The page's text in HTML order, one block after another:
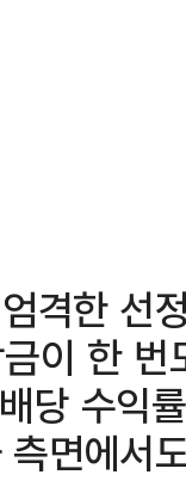
격한 선
이 한
당 수익
면에서